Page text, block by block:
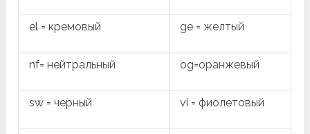
el = кремовый ge = желтый
nf= нейтральный og=оранжевый
sw = черный vi = фиолетовый